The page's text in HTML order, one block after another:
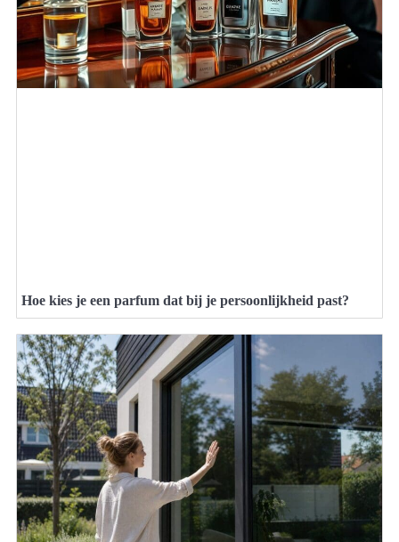
Hoe kies je een parfum dat bij je persoonlijkheid past?